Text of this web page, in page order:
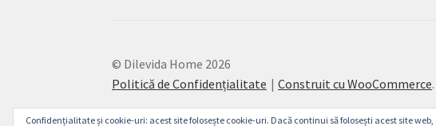
© Dilevida Home 2026
Politică de Confidențialitate
Construit cu WooCommerce.
Confidențialitate și cookie-uri: acest site folosește cookie-uri. Dacă continui să folosești acest site